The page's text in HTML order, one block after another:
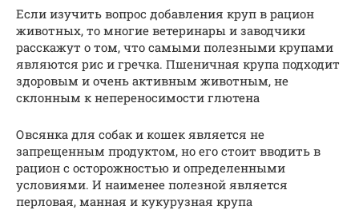
Если изучить вопрос добавления круп в рацион
животных, то многие ветеринары и заводчики
расскажут о том, что самыми полезными крупами
являются рис и гречка. Пшеничная крупа подходит
здоровым и очень активным животным, не
склонным к непереносимости глютена
Овсянка для собак и кошек является не
запрещенным продуктом, но его стоит вводить в
рацион с осторожностью и определенными
условиями. И наименее полезной является
перловая, манная и кукурузная крупа